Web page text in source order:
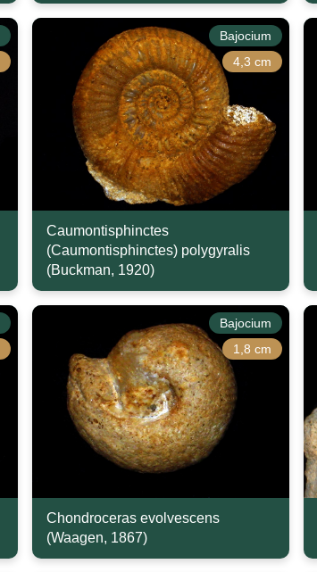
Bajocium
4,3 cm
Caumontisphinctes
(Caumontisphinctes) polygyralis
(Buckman, 1920)
Bajocium
1,8 cm
Chondroceras evolvescens
(Waagen, 1867)